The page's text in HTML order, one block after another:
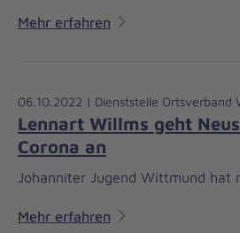
Mehr erfahren
06.10.2022 | Dienststelle Ortsverband
Lennart Willms geht
Corona an
Johanniter Jugend Wittmund hat
Mehr erfahren